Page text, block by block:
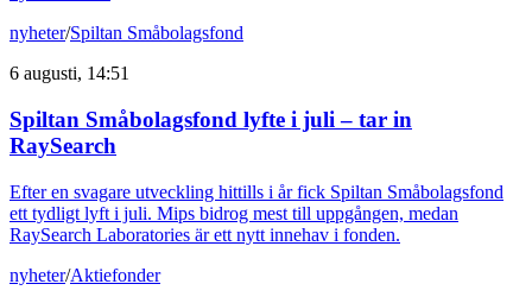
nyheter/Spiltan Småbolagsfond
6 augusti, 14:51
Spiltan Småbolagsfond lyfte i juli – tar in
RaySearch
Efter en svagare utveckling hittills i år fick Spiltan Småbolagsfond
ett tydligt lyft i juli. Mips bidrog mest till uppgången, medan
RaySearch Laboratories är ett nytt innehav i fonden.
nyheter/Aktiefonder